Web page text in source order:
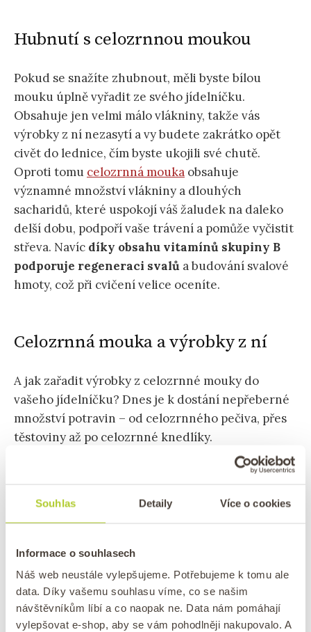
Souhlas Detaily Více o cookies
Informace o souhlasech
Náš web neustále vylepšujeme. Potřebujeme k tomu ale
data. Díky vašemu souhlasu víme, co se našim
návštěvníkům líbí a co naopak ne. Data nám pomáhají
vylepšovat e-shop, aby se vám pohodlněji nakupovalo. A
Hubnutí s celozrnnou moukou
Pokud se snažíte zhubnout, měli byste bílou
mouku úplně vyřadit ze svého jídelníčku.
Obsahuje jen velmi málo vlákniny, takže vás
výrobky z ní nezasytí a vy budete zakrátko opět
civět do lednice, čím byste ukojili své chutě.
Oproti tomu celozrnná mouka obsahuje
významné množství vlákniny a dlouhých
sacharidů, které uspokojí váš žaludek na daleko
delší dobu, podpoří vaše trávení a pomůže vyčistit
střeva. Navíc díky obsahu vitamínů skupiny B
podporuje regeneraci svalů a budování svalové
hmoty, což při cvičení velice oceníte.
Celozrnná mouka a výrobky z ní
A jak zařadit výrobky z celozrnné mouky do
vašeho jídelníčku? Dnes je k dostání nepřeberné
množství potravin – od celozrnného pečiva, přes
těstoviny až po celozrnné knedlíky.
Pokud rádi pečete, není nic jednoduššího než si
mouku ve vašich oblíbených receptech.
alespoň naředit a dodat tak vašemu tělu cenné
látky. Myslete ale na to, že celozrnná mouka více
saje a tak bude potřeba do těsta přidat více
tekutin, abyste dosáhli stejně vláčného výsledku
jako s moukou bílou.